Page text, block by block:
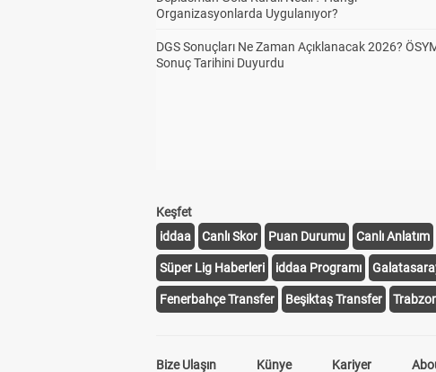
Organizasyonlarda Uygulanıyor?
DGS Sonuçları Ne Zaman Açıklanacak 2026?
Sonuç Tarihini Duyurdu
Keşfet
iddaa
Canlı Skor Puan Durumu Canlı Anlatım
Süper Lig Haberleri iddaa Programı
Fenerbahçe Transfer Beşiktaş Transfer
Bize Ulaşın Künye Kariyer